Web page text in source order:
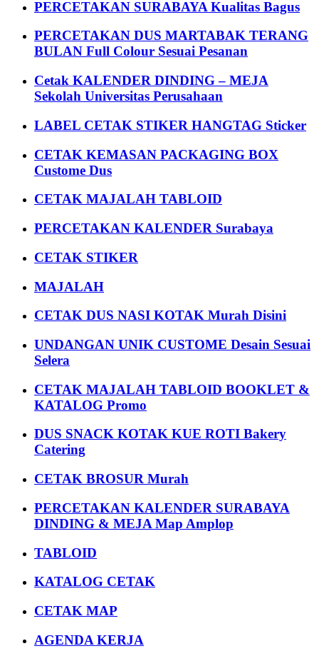
PERCETAKAN SURABAYA Kualitas Bagus
PERCETAKAN DUS MARTABAK TERANG
BULAN Full Colour Sesuai Pesanan
Cetak KALENDER DINDING – MEJA
Sekolah Universitas Perusahaan
LABEL CETAK STIKER HANGTAG Sticker
CETAK KEMASAN PACKAGING BOX
Custome Dus
CETAK MAJALAH TABLOID
PERCETAKAN KALENDER Surabaya
CETAK STIKER
MAJALAH
CETAK DUS NASI KOTAK Murah Disini
UNDANGAN UNIK CUSTOME Desain Sesuai
Selera
CETAK MAJALAH TABLOID BOOKLET &
KATALOG Promo
DUS SNACK KOTAK KUE ROTI Bakery
Catering
CETAK BROSUR Murah
PERCETAKAN KALENDER SURABAYA
DINDING & MEJA Map Amplop
TABLOID
KATALOG CETAK
CETAK MAP
AGENDA KERJA